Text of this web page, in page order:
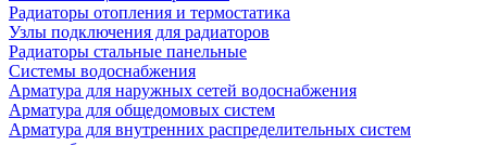
Радиаторы отопления и термостатика
Узлы подключения для радиаторов
Радиаторы стальные панельные
Системы водоснабжения
Арматура для наружных сетей водоснабжения
Арматура для общедомовых систем
Арматура для внутренних распределительных систем